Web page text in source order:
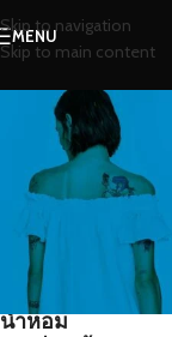
Skip to navigation
Skip to main content
MENU
น้ำหอมคื
น้ำหอม